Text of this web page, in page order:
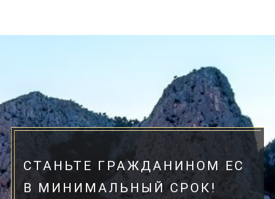
СТАНЬТЕ ГРАЖДАНИНОМ ЕС
В МИНИМАЛЬНЫЙ СРОК!